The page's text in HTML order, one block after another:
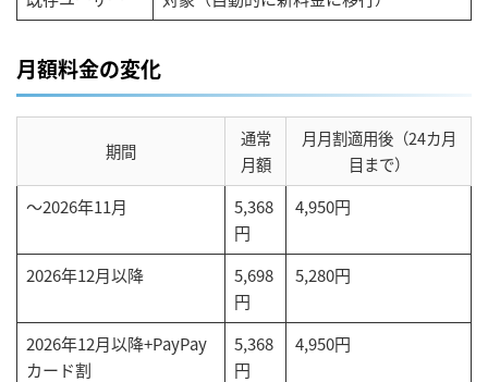
月額料金の変化
期間
通常
月額
月月割適用後（24カ月
目まで）
〜2026年11月
5,368
円
4,950円
2026年12月以降
5,698
円
5,280円
2026年12月以降+PayPay
カード割
5,368
円
4,950円